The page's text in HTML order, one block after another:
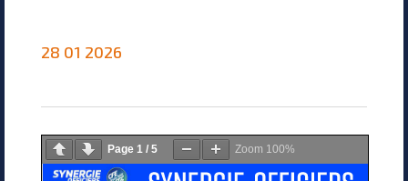
28 01 2026
Page 1 / 5 Zoom 100%